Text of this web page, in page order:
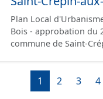
les documents
Plan Local
Bois - approbation du 27/09/2024. Ce lot
commune de Saint-
administratives, le
des plans de
données géographiques. Malgré l'attention portée à la création de ces
1 2 3 4